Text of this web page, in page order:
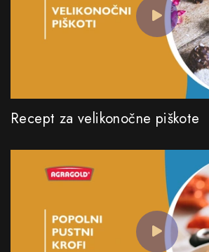
Recept za velikonočne piškote